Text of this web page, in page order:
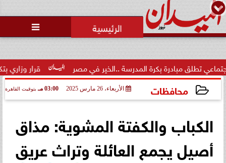

قرار وزاري بتكليف الدكتور بكرة المدرسة ..الخير في مصر
محافظات الأربعاء، 26 مارس 2025 03:00 مـ بتوقيت القاهرة
الكباب والكفتة المشوية: مذاق
أصيل يجمع العائلة وتراث عريق